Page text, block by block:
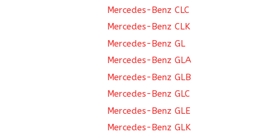
Mercedes-Benz CLC
Mercedes-Benz CLK
Mercedes-Benz GL
Mercedes-Benz GLA
Mercedes-Benz GLB
Mercedes-Benz GLC
Mercedes-Benz GLE
Mercedes-Benz GLK